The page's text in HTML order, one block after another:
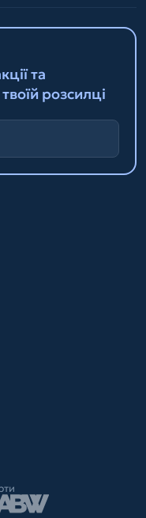
та
розсилці